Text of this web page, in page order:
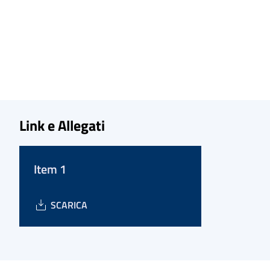
Link e Allegati
Item 1
SCARICA